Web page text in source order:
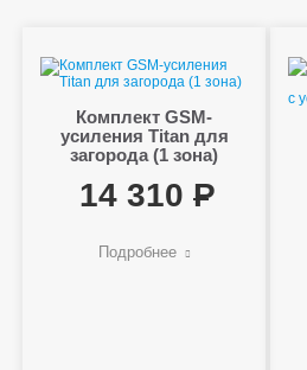
Комплект GSM-
усиления Titan для
загорода (1 зона)
14 310
Подробнее